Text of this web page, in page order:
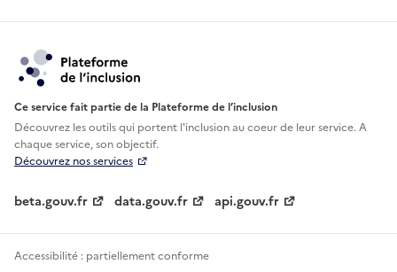
Ce service fait partie de la Plateforme de l’inclusion
Découvrez les outils qui portent l'inclusion aucoeur de leur service. A
chaque service, son objectif.
Découvrez nos services
beta.gouv.fr data.gouv.fr api.gouv.fr
Accessibilité : partiellement conforme